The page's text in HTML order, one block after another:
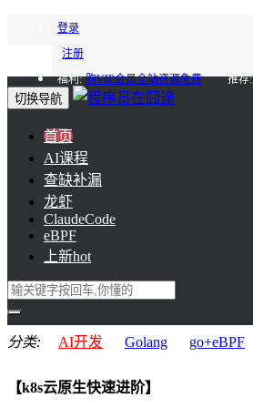
登录
注册
福利: 购VIP会员全站资源免费 推荐:
切换导航
首页
AI课程
查缺补漏
龙虾
ClaudeCode
eBPF
上新hot
分类: AI开发 Golang go+eBPF
【k8s云原生快速进阶】